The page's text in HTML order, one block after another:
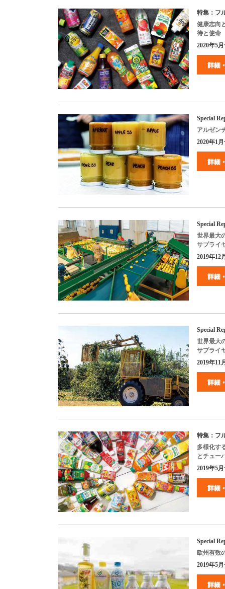
特集：フ
健康志向
待と使命
2020年5月
Special
アルゼン
2020年1月
Special
世界最大
サプライ
2019年12
Special
世界最大
サプライ
2019年11
特集：フ
多様化す
とチュー
2019年5月
Special
欧州有数
2019年5